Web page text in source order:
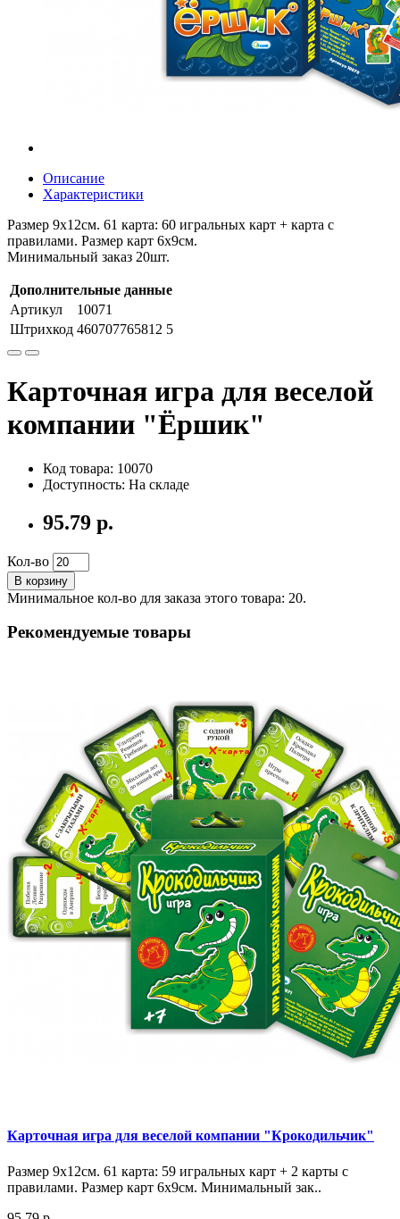
Описание
Характеристики
Размер 9х12см. 61 карта: 60 игральных карт + карта с
правилами. Размер карт 6х9см.
Минимальный заказ 20шт.
Дополнительные данные
Артикул
10071
Штрихкод 460707765812 5
Карточная игра для веселой
компании "Ёршик"
Код товара: 10070
Доступность: На складе
95.79 р.
Кол-во
В корзину
Минимальное кол-во для заказа этого товара: 20.
Рекомендуемые товары
Карточная игра для веселой компании "Крокодильчик"
Размер 9х12см. 61 карта: 59 игральных карт + 2 карты с
правилами. Размер карт 6х9см. Минимальный зак..